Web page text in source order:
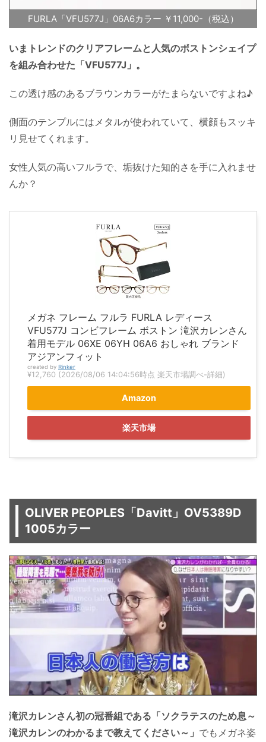
FURLA「VFU577J」06A6カラー ￥11,000-（税込）
いまトレンドのクリアフレームと人気のボストンシェイプ
を組み合わせた「VFU577J」。
この透け感のあるブラウンカラーがたまらないですよね♪
側面のテンプルにはメタルが使われていて、横顔もスッキ
リ見せてくれます。
女性人気の高いフルラで、垢抜けた知的さを手に入れませ
んか？
メガネ フレーム フルラ FURLA レディース
VFU577J コンビフレーム ボストン 滝沢カレンさん
着用モデル 06XE 06YH 06A6 おしゃれ ブランド
アジアンフィット
created by Rinker
¥12,760 (2026/08/06 14:04:56時点 楽天市場調べ-詳細)
Amazon
楽天市場
OLIVER PEOPLES「Davitt」OV5389D
1005カラー
滝沢カレンさん初の冠番組である「ソクラテスのため息～
滝沢カレンのわかるまで教えてください～」 でもメガネ姿